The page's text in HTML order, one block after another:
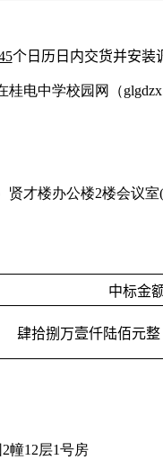
个日历日内交货并安装
桂电中学校园网（
贤才楼办公楼2楼会议室(
中标金
肆拾捌万壹仟陆佰元整
2幢12层1号房